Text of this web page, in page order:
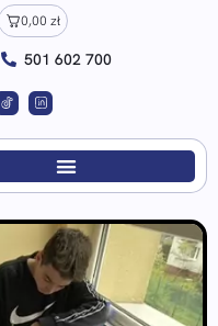
0,00 zł
501 602 700